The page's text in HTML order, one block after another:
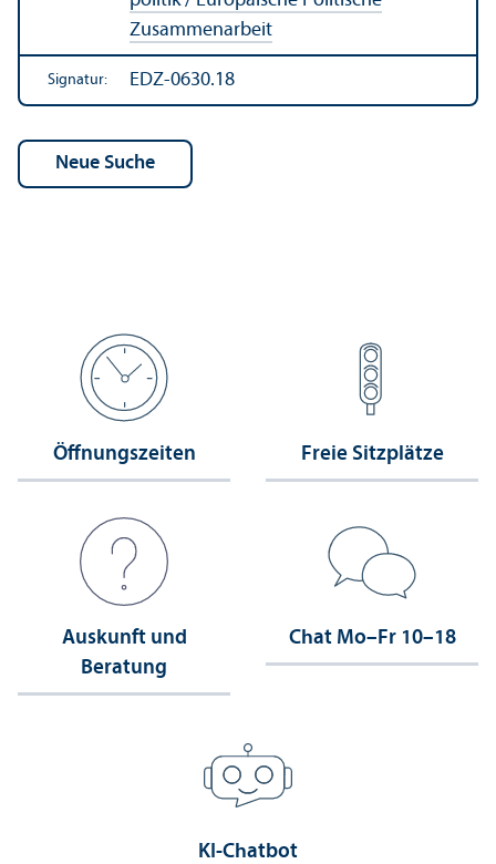
Zusammenarbeit
Signatur: EDZ-0630.18
Öffnungs­zeiten Freie Sitzplätze
Auskunft und
Beratung
Chat Mo–Fr 10–18
KI-Chatbot